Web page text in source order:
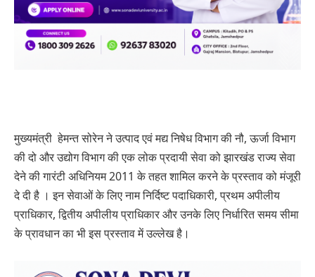
मुख्यमंत्री हेमन्त सोरेन ने उत्पाद एवं मद्य निषेध विभाग की नौ, ऊर्जा विभाग
की दो और उद्योग विभाग की एक लोक प्रदायी सेवा को झारखंड राज्य सेवा
देने की गारंटी अधिनियम 2011 के तहत शामिल करने के प्रस्ताव को मंजूरी
दे दी है । इन सेवाओं के लिए नाम निर्दिष्ट पदाधिकारी, प्रथम अपीलीय
प्राधिकार, द्वितीय अपीलीय प्राधिकार और उनके लिए निर्धारित समय सीमा
के प्रावधान का भी इस प्रस्ताव में उल्लेख है।